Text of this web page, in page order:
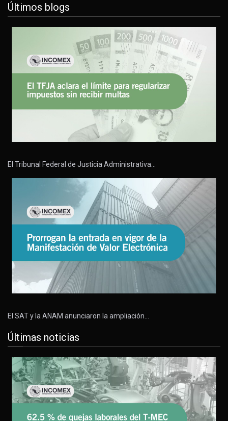
Últimos blogs
El Tribunal Federal de Justicia Administrativa…
El SAT y la ANAM anunciaron la ampliación…
Últimas noticias